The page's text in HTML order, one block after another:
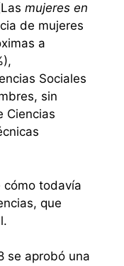
mujeres en
de mujeres
a
Sociales
sin
Ciencias
cómo todavía
que
se aprobó una